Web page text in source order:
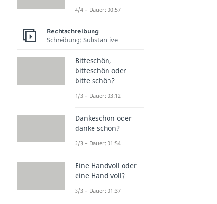
4/4 – Dauer: 00:57
Rechtschreibung
Schreibung: Substantive
Bitteschön,
bitteschön oder
bitte schön?
1/3 – Dauer: 03:12
Dankeschön oder
danke schön?
2/3 – Dauer: 01:54
Eine Handvoll oder
eine Hand voll?
3/3 – Dauer: 01:37